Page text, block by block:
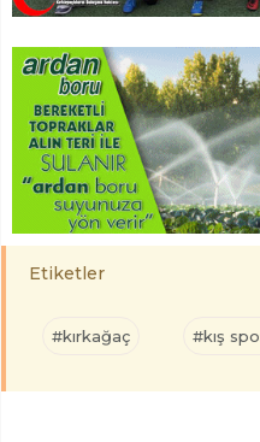
Etiketler
#kırkağaç #kış